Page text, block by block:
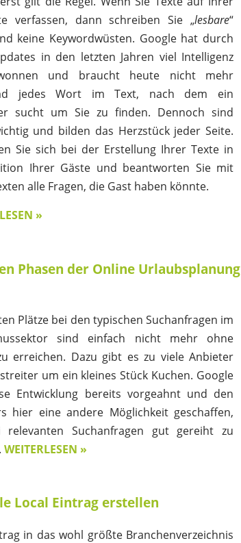
verfassen, dann schreiben Sie „lesbare“
keine Keywordwüsten. Google hat durch
in den letzten Jahren viel Intelligenz
und braucht heute nicht mehr
jedes Wort im Text, nach dem ein
sucht um Sie zu finden. Dennoch sind
und bilden das Herzstück jeder Seite.
Sie sich bei der Erstellung Ihrer Texte in
Ihrer Gäste und beantworten Sie mit
alle Fragen, die Gast haben könnte.
»
Phasen der Online Urlaubsplanung
Plätze bei den typischen Suchanfragen im
sind einfach nicht mehr ohne
erreichen. Dazu gibt es zu viele Anbieter
um ein kleines Stück Kuchen. Google
Entwicklung bereits vorgeahnt und den
hier eine andere Möglichkeit geschaffen,
Suchanfragen gut gereiht zu
WEITERLESEN »
Local Eintrag erstellen
in das wohl größte Branchenverzeichnis